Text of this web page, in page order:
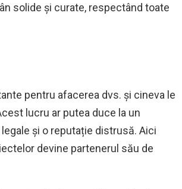
solide și curate, respectând toate
pentru afacerea dvs. și cineva le
lucru ar putea duce la un
și o reputație distrusă. Aici
devine partenerul său de